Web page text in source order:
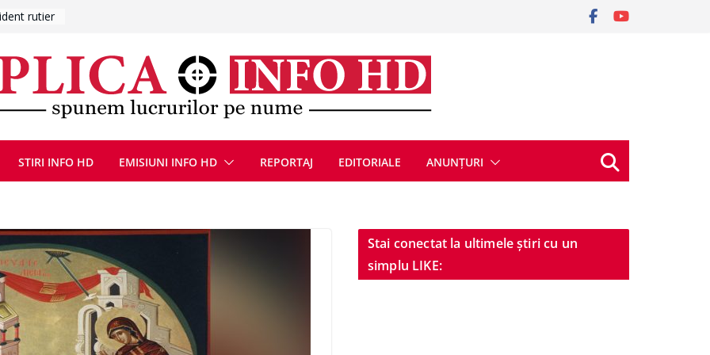
reunite
la cea de-
de
înSTIRI INFO HD EMISIUNI INFO HD REPORTAJ EDITORIALE ANUNȚURI
Stai conectat la ultimele știri cu un
simplu LIKE: